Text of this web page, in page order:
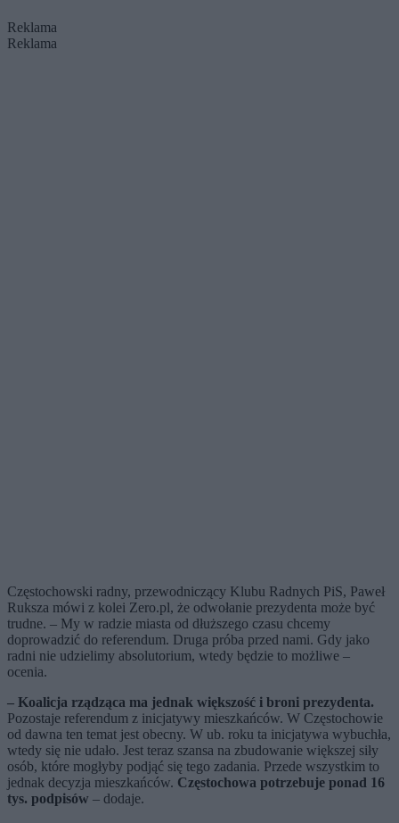
Reklama
Reklama
Częstochowski radny, przewodniczący Klubu Radnych PiS, Paweł
Ruksza mówi z kolei Zero.pl, że odwołanie prezydenta może być
trudne. – My w radzie miasta od dłuższego czasu chcemy
doprowadzić do referendum. Druga próba przed nami. Gdy jako
radni nie udzielimy absolutorium, wtedy będzie to możliwe –
ocenia.
– Koalicja rządząca ma jednak większość i broni prezydenta.
Pozostaje referendum z inicjatywy mieszkańców. W Częstochowie
od dawna ten temat jest obecny. W ub. roku ta inicjatywa wybuchła,
wtedy się nie udało. Jest teraz szansa na zbudowanie większej siły
osób, które mogłyby podjąć się tego zadania. Przede wszystkim to
jednak decyzja mieszkańców. Częstochowa potrzebuje ponad 16
tys. podpisów – dodaje.